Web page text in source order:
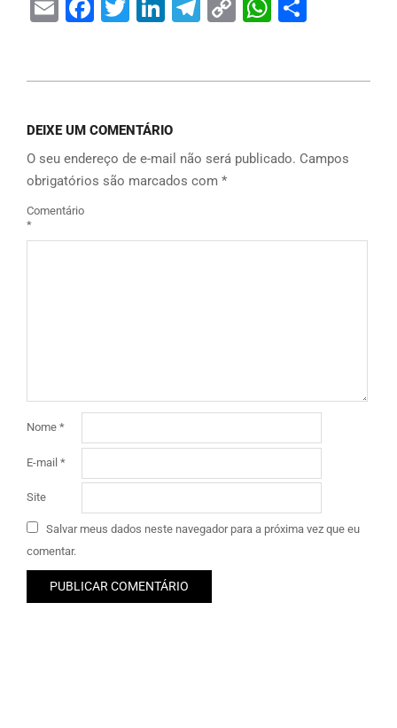
EmailFacebook
Twitter
LinkedIn
Telegram
Copy
DEIXE UM COMENTÁRIO
O seu endereço de e-mail não será publicado. Campos
obrigatórios são marcados com *
Comentário
*
Nome *
E-mail *
Site
Salvar meus dados neste navegador para a próxima vez que eu
comentar.